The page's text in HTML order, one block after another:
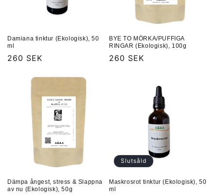
Damiana tinktur (Ekologisk), 50
ml
Ordinarie
260 SEK
BYE TO MÖRKA/PUFFIGA
RINGAR (Ekologisk), 100g
Ordinarie
260 SEK
Dämpa ångest, stress & Slappna
av nu (Ekologisk), 50g
Slutsåld
Maskrosrot tinktur (Ekologisk), 50
ml